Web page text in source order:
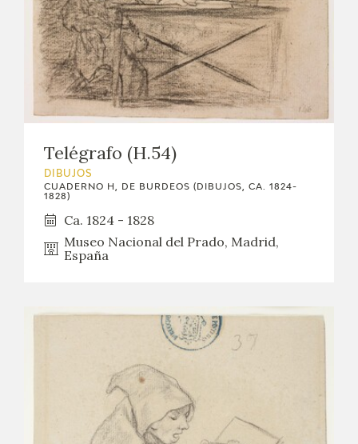
Telégrafo (H.54)
DIBUJOS
CUADERNO H, DE BURDEOS (DIBUJOS, CA. 1824-
1828)
Ca. 1824 - 1828
Museo Nacional del Prado, Madrid,
España